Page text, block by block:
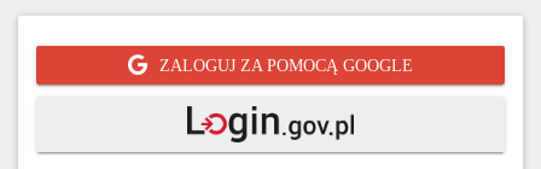
ZALOGUJ ZA POMOCĄ GOOGLE